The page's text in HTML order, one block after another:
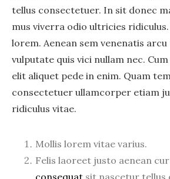
tellus consectetuer. In sit donec
mus viverra odio ultricies ridiculus.
lorem. Aenean sem venenatis
vulputate quis vici nullam nec.
elit aliquet pede in enim. Quam
consectetuer ullamcorper etiam
ridiculus vitae.
Mollis lorem vitae varius.
Felis laoreet justo aenean
consequat sit nascetur tellus